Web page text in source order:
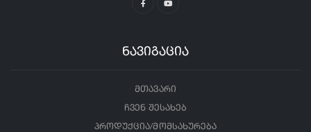
ნავიგაცია
მთავარი
ჩვენ შესახებ
პროდუქცია/მომსახურება